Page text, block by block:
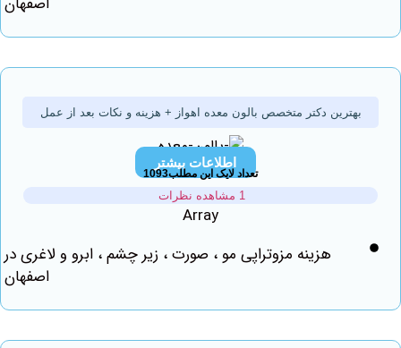
دکتر متخصص بالون معده اهواز + هزینه و نکات بعد از عمل
اطلاعات بیشتر
تعداد لایک این مطلب1093
هزینه مزوتراپی مو ، صورت ، زیر چشم ، ابرو و لاغری در